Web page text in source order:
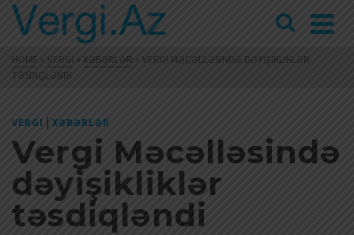
HOME » VERGI » XƏBƏRLƏR » VERGI MƏCƏLLƏSINDƏ DƏYIŞIKLIKLƏR
TƏSDIQLƏNDI
VERGI | XƏBƏRLƏR
Vergi Məcəlləsində
dəyişikliklər
təsdiqləndi